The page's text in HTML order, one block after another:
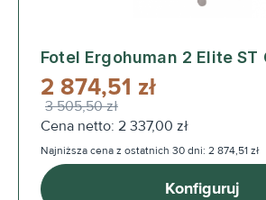
Fotel Ergohuman 2 Elite ST
2 874,51 zł
3 505,50 zł
Cena netto: 2 337,00 zł
Najniższa cena z ostatnich 30 dni: 2 874,51 zł
Konfiguruj